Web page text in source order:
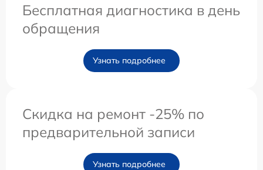
Бесплатная диагностика в день
обращения
Узнать подробнее
Скидка на ремонт -25% по
предварительной записи
Узнать подробнее